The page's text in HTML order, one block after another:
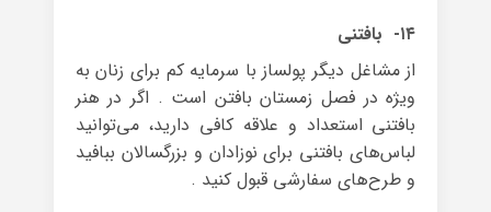
۱۴- بافتنی
از مشاغل دیگر پولساز با سرمایه کم برای زنان به
ویژه در فصل زمستان بافتن است . اگر در هنر
بافتنی استعداد و علاقه کافی دارید، می‌توانید
لباس‌های بافتنی برای نوزادان و بزرگسالان ببافید
و طرح‌های سفارشی قبول کنید .